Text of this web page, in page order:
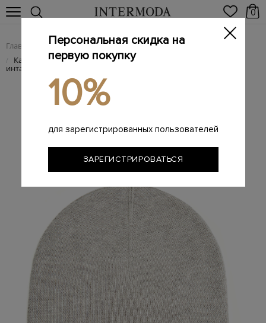
0
Главная Мужчинам / Аксессуары / Головные уборы
/ Кашемировая шапка из коллекции Platinum с узором-
интарсией
Персональная скидка на
первую покупку
10%
для зарегистрированных пользователей
ЗАРЕГИСТРИРОВАТЬСЯ